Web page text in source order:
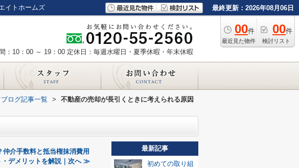
イトホームズ 最終更新：2026年08月06日
00件
最近見た物件
00件
検討リスト
：10：00 ～ 19：00 定休日：毎週水曜日・夏季休暇・年末休暇
ログ記事一覧 >
不動産の売却が長引くときに考えられる原因
介手数料と抵当権抹消費用
・デメリットを解説｜次へ ≫
最新記事
初めての取り組